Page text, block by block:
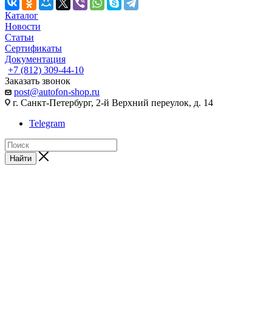
Каталог
Новости
Статьи
Сертификаты
Документация
+7 (812) 309-44-10
Заказать звонок
post@autofon-shop.ru
г. Санкт-Петербург, 2-й Верхний переулок, д. 14
Telegram
Найти